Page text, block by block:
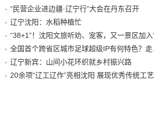
“民营企业进边疆·辽宁行”大会在丹东召开
辽宁沈阳：水稻种植忙
辽宁新宾：山间小花环织就乡村振兴路
20余项“辽工辽作”亮相沈阳 展现优秀传统工艺